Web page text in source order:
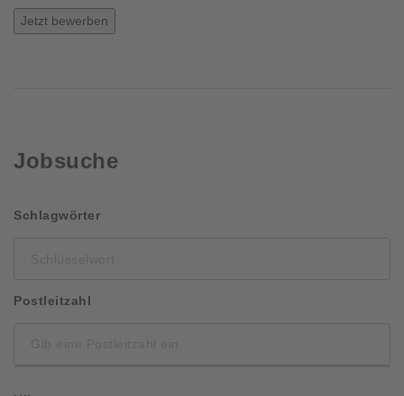
Jetzt bewerben
Jobsuche
SchlagwörterSchlüsselwort
Postleitzahl